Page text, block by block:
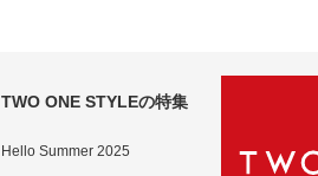
TWO ONE STYLEの特集
Hello Summer 2025